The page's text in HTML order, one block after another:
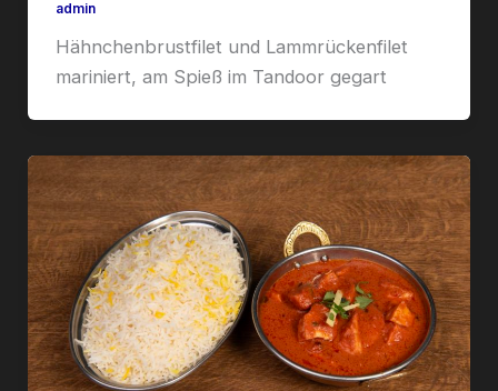
admin
Hähnchenbrustfilet und Lammrückenfilet
mariniert, am Spieß im Tandoor gegart